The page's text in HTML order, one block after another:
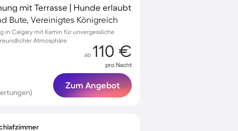
mit Terrasse | Hunde erlaubt
Bute, Vereinigtes Königreich
in Calgary mit Kamin für unvergessliche
Atmosphäre
ab 110 €
pro Nacht
Zum Angebot